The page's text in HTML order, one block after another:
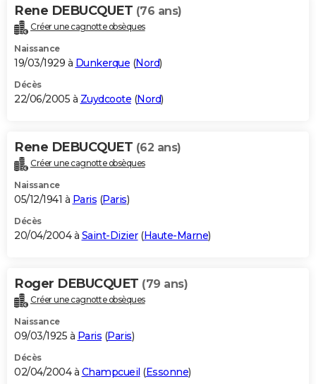
Rene DEBUCQUET (76 ans)
Créer une cagnotte obsèques
Naissance
19/03/1929 à Dunkerque (Nord)
Décès
22/06/2005 à Zuydcoote (Nord)
Rene DEBUCQUET (62 ans)
Créer une cagnotte obsèques
Naissance
05/12/1941 à Paris (Paris)
Décès
20/04/2004 à Saint-Dizier(Haute-Marne)
Roger DEBUCQUET (79 ans)
Créer une cagnotte obsèques
Naissance
09/03/1925 à Paris (Paris)
Décès
02/04/2004 à Champcueil (Essonne)